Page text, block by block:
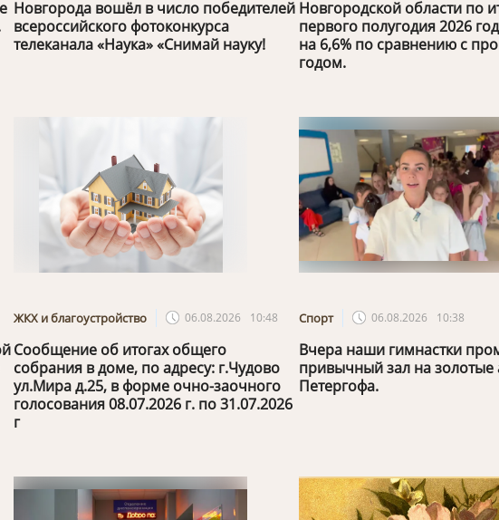
Новгорода вошёл в число победителей
всероссийского фотоконкурса
телеканала «Наука» «Снимай науку!
Новгородской области по
первого полугодия 2026
на 6,6% по сравнению с
годом.
ЖКХ и благоустройство 06.08.2026 10:48
Сообщение об итогах общего
собрания в доме, по адресу: г.Чудово
ул.Мира д.25, в форме очно-заочного
голосования 08.07.2026 г. по 31.07.2026
г
Спорт 06.08.2026 10:38
Вчера наши гимнастки
привычный зал на золотые
Петергофа.